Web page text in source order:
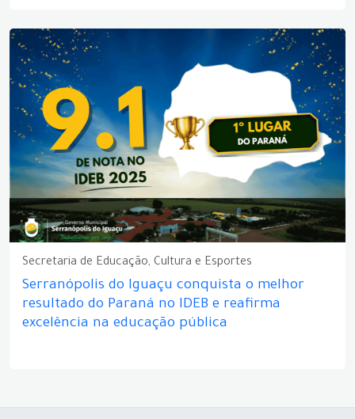
Secretaria de Educação, Cultura e Esportes
Serranópolis do Iguaçu conquista o melhor
resultado do Paraná no IDEB e reafirma
excelência na educação pública